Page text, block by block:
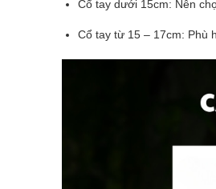
Cổ tay dưới 15cm: Nên
Cổ tay từ 15 – 17cm: Phù